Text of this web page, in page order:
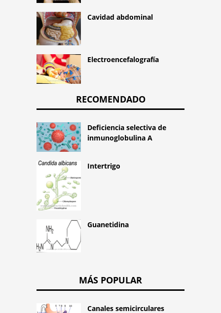
Cavidad abdominal
Electroencefalografía
RECOMENDADO
Deficiencia selectiva de
inmunoglobulina A
Intertrigo
Guanetidina
MÁS POPULAR
Canales semicirculares